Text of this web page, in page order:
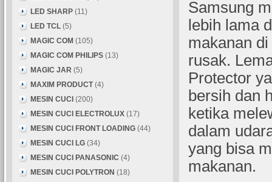
Samsung
lebih lama
makanan
rusak.
Protector
bersih dan
ketika
dalam
yang bisa
makanan.
LED SHARP (11)
LED TCL (5)
MAGIC COM (105)
MAGIC COM PHILIPS (13)
MAGIC JAR (5)
MAXIM PRODUCT (4)
MESIN CUCI (200)
MESIN CUCI ELECTROLUX (17)
MESIN CUCI FRONT LOADING (44)
MESIN CUCI LG (34)
MESIN CUCI PANASONIC (4)
MESIN CUCI POLYTRON (18)